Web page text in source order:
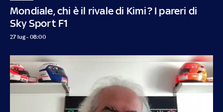
Mondiale, chi è il rivale di Kimi? I pareri di
Sky Sport F1
27 lug - 08:00